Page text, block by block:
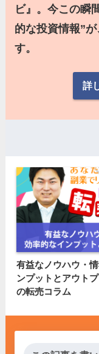
ビ』。今この瞬
的な投資情報”
す。
詳
有益なノウハウ・
ンプットとアウト
の転売コラム